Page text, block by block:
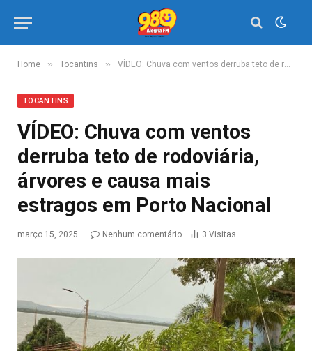
Home » Tocantins » VÍDEO: Chuva com ventos derruba teto de rodoviária, árvores e causa mais estragos em Porto Nacional
TOCANTINS
VÍDEO: Chuva com ventos
derruba teto de rodoviária,
árvores e causa mais
estragos em Porto Nacional
março 15, 2025 Nenhum comentário 3 Visitas